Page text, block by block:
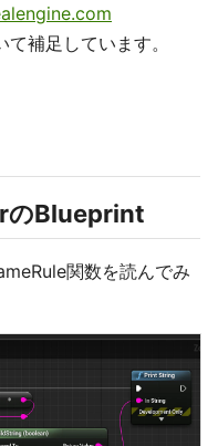
補足しています。
のBlueprint
関数を読んでみ